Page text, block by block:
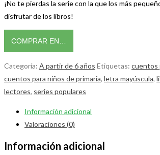
¡No te pierdas la serie con la que los más
disfrutar de los libros!
COMPRAR EN…
Categoría: A partir de 6 años Etiquetas: cuentos
cuentos para niños de primaria, letra mayúscula,
lectores, series populares
Información adicional
Valoraciones (0)
Información adicional